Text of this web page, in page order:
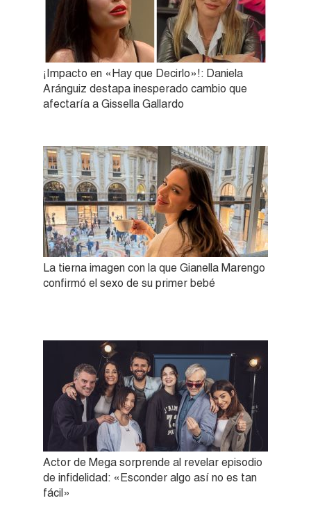
¡Impacto en «Hay que Decirlo»!: Daniela
Aránguiz destapa inesperado cambio que
afectaría a Gissella Gallardo
La tierna imagen con la que Gianella Marengo
confirmó el sexo de su primer bebé
Actor de Mega sorprende al revelar episodio
de infidelidad: «Esconder algo así no es tan
fácil»